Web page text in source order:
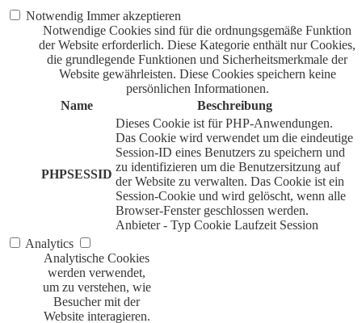
Notwendig Immer akzeptieren
Notwendige Cookies sind für die ordnungsgemäße Funktion
der Website erforderlich. Diese Kategorie enthält nur Cookies,
die grundlegende Funktionen und Sicherheitsmerkmale der
Website gewährleisten. Diese Cookies speichern keine
persönlichen Informationen.
Name
Beschreibung
PHPSESSID
Dieses Cookie ist für PHP-Anwendungen.
Das Cookie wird verwendet um die eindeutige
Session-ID eines Benutzers zu speichern und
zu identifizieren um die Benutzersitzung auf
der Website zu verwalten. Das Cookie ist ein
Session-Cookie und wird gelöscht, wenn alle
Browser-Fenster geschlossen werden.
Anbieter - Typ Cookie Laufzeit Session
Analytics
Analytische Cookies
werden verwendet,
um zu verstehen, wie
Besucher mit der
Website interagieren.